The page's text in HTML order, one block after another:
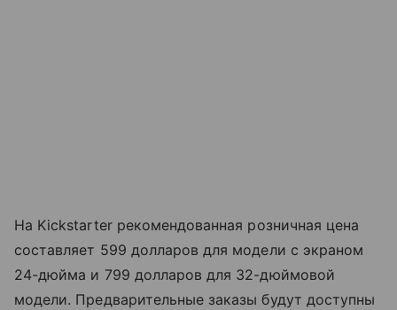
На Kickstarter рекомендованная розничная цена
составляет 599 долларов для модели с экраном
24-дюйма и 799 долларов для 32-дюймовой
модели. Предварительные заказы будут доступны